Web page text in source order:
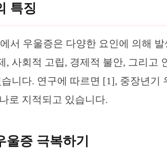
특징
서 우울증은 다양한 요인에 의해
, 사회적 고립, 경제적 불안, 그리고
니다. 연구에 따르면 [1], 중장년기
로 지적되고 있습니다.
증 극복하기